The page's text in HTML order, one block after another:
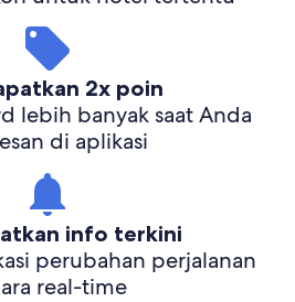
2x poin
lebih banyak saat Anda
di aplikasi
info terkini
perubahan perjalanan
real-time